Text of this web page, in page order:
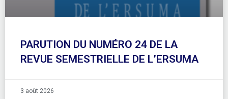
PARUTION DU NUMÉRO 24 DE LA
REVUE SEMESTRIELLE DE L’ERSUMA
3 août 2026